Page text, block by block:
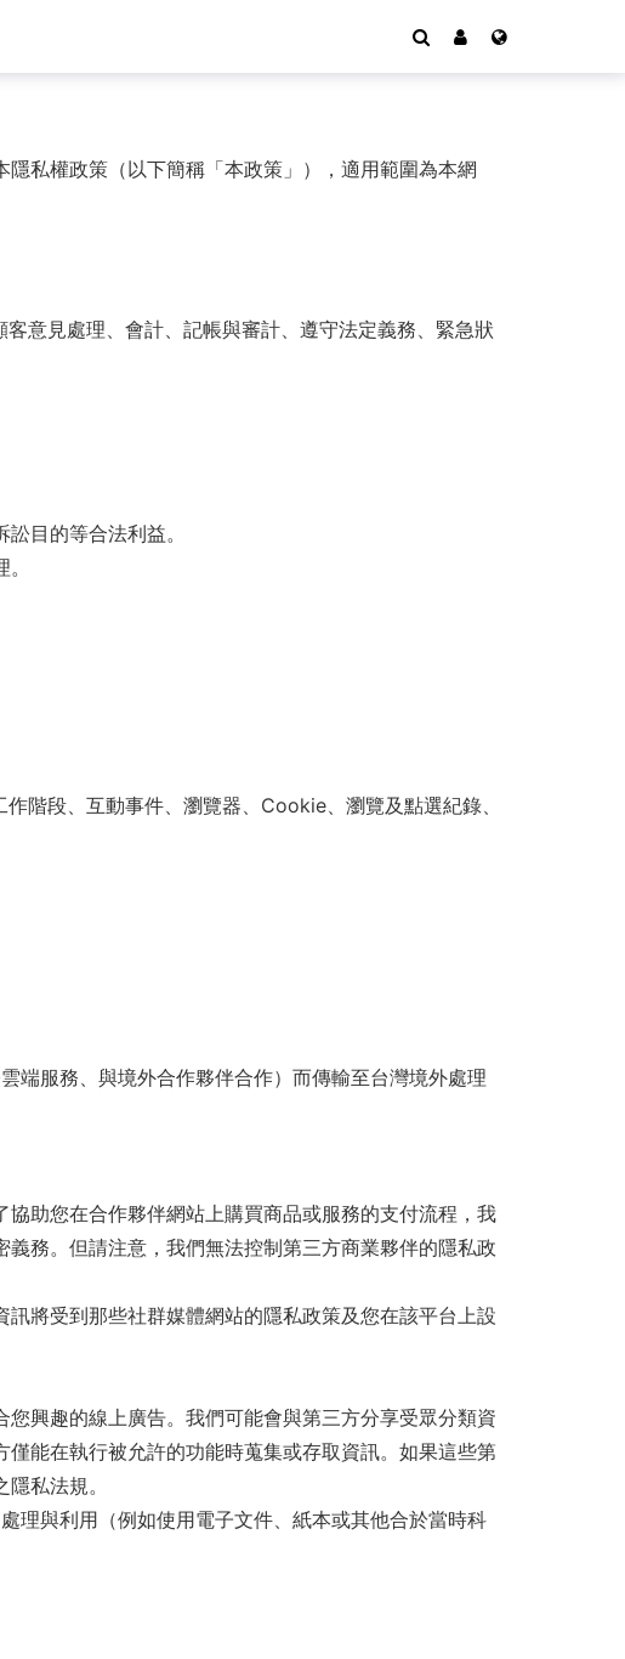
私權政策（以下簡稱「本政策」），適用範圍為本網
意見處理、會計、記帳與審計、遵守法定義務、緊急狀
目的等合法利益。
階段、互動事件、瀏覽器、Cookie、瀏覽及點選紀錄、
端服務、與境外合作夥伴合作）而傳輸至台灣境外處理
助您在合作夥伴網站上購買商品或服務的支付流程，我
務。但請注意，我們無法控制第三方商業夥伴的隱私政
將受到那些社群媒體網站的隱私政策及您在該平台上設
興趣的線上廣告。我們可能會與第三方分享受眾分類資
能在執行被允許的功能時蒐集或存取資訊。如果這些第
私法規。
理與利用（例如使用電子文件、紙本或其他合於當時科